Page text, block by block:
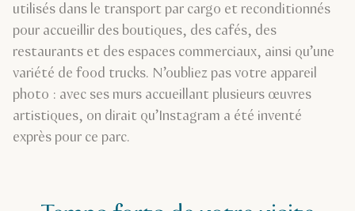
utilisés dans le transport par cargo et reconditionnés
pour accueillir des boutiques, des cafés, des
restaurants et des espaces commerciaux, ainsi qu’une
variété de food trucks. N’oubliez pas votre appareil
photo : avec ses murs accueillant plusieurs œuvres
artistiques, on dirait qu’Instagram a été inventé
exprès pour ce parc.